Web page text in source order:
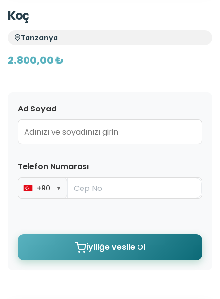
Koç
Tanzanya
2.800,00 ₺
Ad Soyad
Telefon Numarası
+90 ▼
İyiliğe Vesile Ol